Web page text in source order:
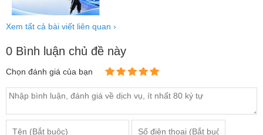
Xem tất cả bài viết liên quan ›
0 Bình luận chủ đề này
Chọn đánh giá của bạn